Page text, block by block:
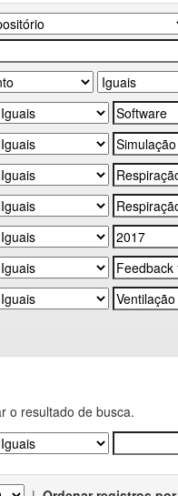
o resultado de busca.